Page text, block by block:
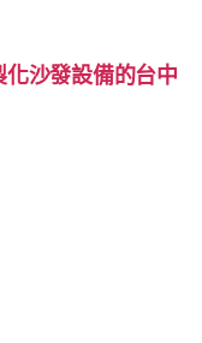
沙發設備的台中